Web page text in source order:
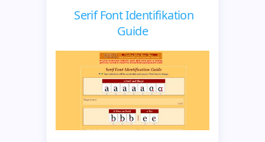
Serif Font Identifikation
Guide